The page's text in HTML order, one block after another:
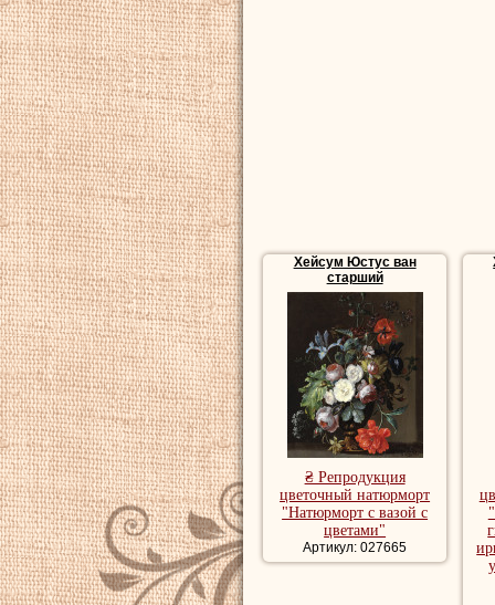
Хейсум Юстус ван
старший
₴ Репродукция
цветочный натюрморт
"Натюрморт с вазой с
цветами"
Артикул: 027665